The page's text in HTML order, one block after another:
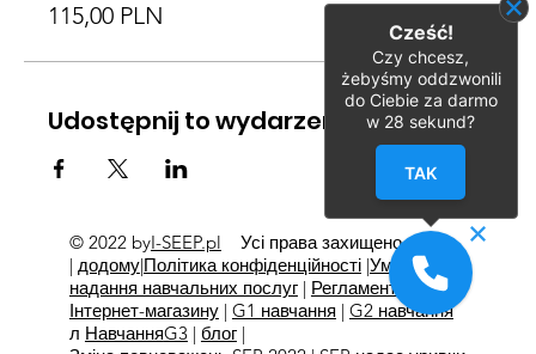
115,00 PLN
Udostępnij to wydarzenie
© 2022 byI-SEEP.pl
Усі права захищено
| додому|Політика конфіденційності|Умови
надання навчальних послуг| Регламент
Інтернет-магазину | G1 навчання | G2 навчання
л НавчанняG3 | блог|
Cześć!
Czy chcesz,
żebyśmy oddzwonili
do Ciebie za darmo
w 28 sekund?
TAK